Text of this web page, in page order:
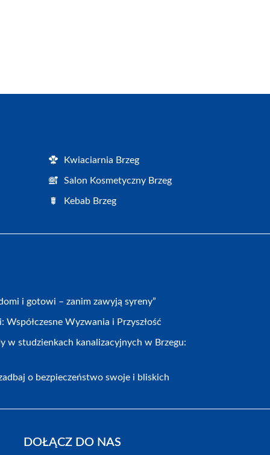
Kwiaciarnia Brzeg
Salon Kosmetyczny Brzeg
Kebab Brzeg
i gotowi – zanim zawyją syreny”
Wyzwania i Przyszłość
w studzienkach kanalizacyjnych w Brzegu:
o bezpieczeństwo swoje i bliskich
DOŁĄCZ DO NAS